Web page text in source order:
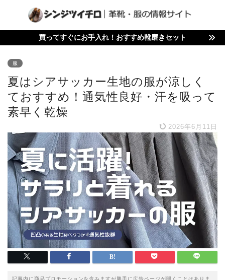
買ってすぐにお手入れ！おすすめ靴磨きセット
服
夏はシアサッカー生地の服が涼しく
ておすすめ！通気性良好・汗を吸って
素早く乾燥
2026年6月11日
記事内に商品プロモーションを含みますが勝手に広告ページが開くことはありま